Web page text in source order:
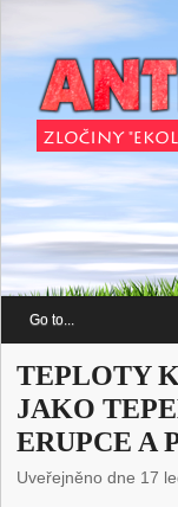
TEPLOTY
JAKO
ERUPCE A
Uveřejněno dne 17